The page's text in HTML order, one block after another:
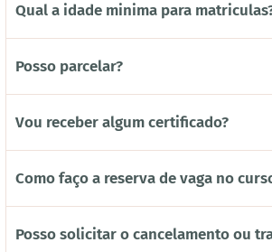
Qual a idade minima para
Posso parcelar?
Vou receber algum certificado?
Como faço a reserva de vaga no
Posso solicitar o cancelamento ou